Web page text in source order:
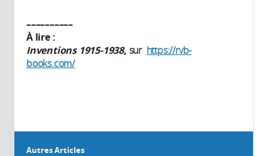
––––––––––
À lire :
Inventions 1915-1938, sur https://rvb-
books.com/
Autres Articles